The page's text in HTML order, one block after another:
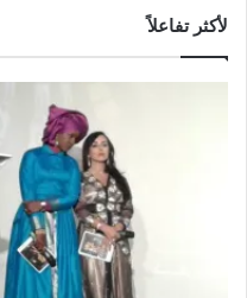
لأكثر تفاعلاً